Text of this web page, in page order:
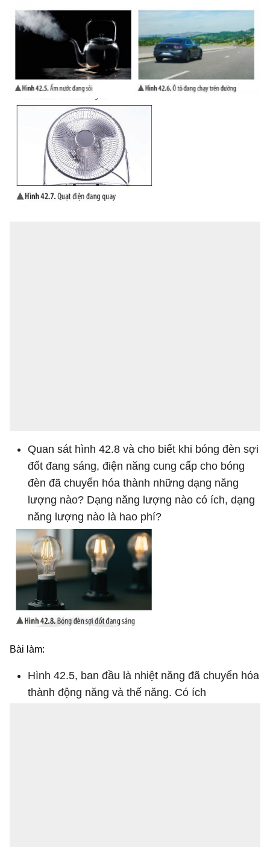
Quan sát hình 42.8 và cho biết khi bóng đèn sợi
đốt đang sáng, điện năng cung cấp cho bóng
đèn đã chuyển hóa thành những dạng năng
lượng nào? Dạng năng lượng nào có ích, dạng
năng lượng nào là hao phí?
Bài làm:
Hình 42.5, ban đầu là nhiệt năng đã chuyển hóa
thành động năng và thế năng. Có ích